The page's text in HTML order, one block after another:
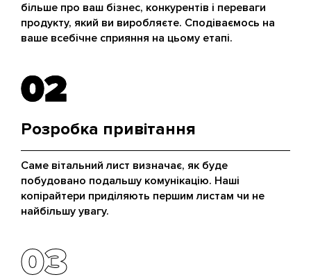
більше про ваш бізнес, конкурентів і переваги
продукту, який ви виробляєте. Сподіваємось на
ваше всебічне сприяння на цьому етапі.
02
02
Розробка привітання
Саме вітальний лист визначає, як буде
побудовано подальшу комунікацію. Наші
копірайтери приділяють першим листам чи не
найбільшу увагу.
03
03